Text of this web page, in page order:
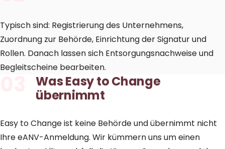
Typisch sind: Registrierung des Unternehmens,
Zuordnung zur Behörde, Einrichtung der Signatur und
Rollen. Danach lassen sich Entsorgungsnachweise und
Begleitscheine bearbeiten.
Was Easy to Change
übernimmt
Easy to Change ist keine Behörde und übernimmt nicht
Ihre eANV-Anmeldung. Wir kümmern uns um einen